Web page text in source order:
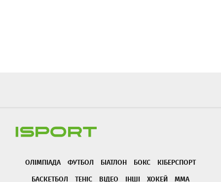
ОЛІМПІАДА ФУТБОЛ БІАТЛОН БОКС
КІБЕРСПОРТ
БАСКЕТБОЛ
ТЕНІС ВІДЕО ІНШІ ХОКЕЙ
ММА